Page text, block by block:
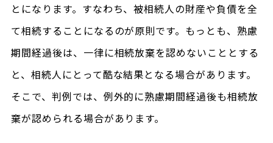
とになります。すなわち、被相続人の財産や負債を全
て相続することになるのが原則です。もっとも、熟慮
期間経過後は、一律に相続放棄を認めないこととする
と、相続人にとって酷な結果となる場合があります。
そこで、判例では、例外的に熟慮期間経過後も相続放
棄が認められる場合があります。